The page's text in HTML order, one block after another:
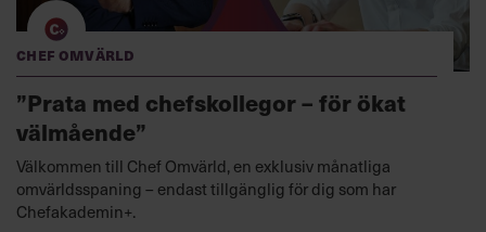
Chef Omvärld
”Prata med chefskollegor – för ökat
välmående”
Välkommen till Chef Omvärld, en exklusiv månatliga
omvärldsspaning – endast tillgänglig för dig som har
Chefakademin+.